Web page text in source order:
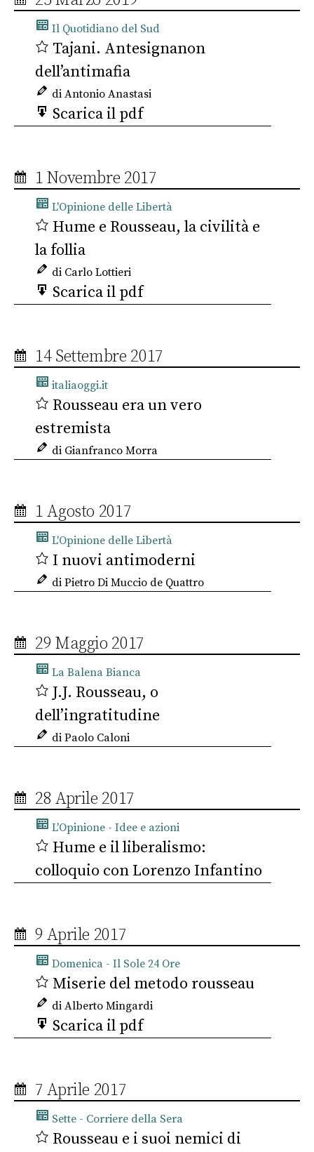
Il Quotidiano del Sud
Tajani. Antesignanon
dell’antimafia
di Antonio Anastasi
Scarica il pdf
1 Novembre 2017
L'Opinione delle Libertà
Hume e Rousseau, la civilità e
la follia
di Carlo Lottieri
Scarica il pdf
14 Settembre 2017
italiaoggi.it
Rousseau era un vero
estremista
di Gianfranco Morra
1 Agosto 2017
L'Opinione delle Libertà
I nuovi antimoderni
di Pietro Di Muccio de Quattro
29 Maggio 2017
La Balena Bianca
J.J. Rousseau, o
dell’ingratitudine
di Paolo Caloni
28 Aprile 2017
L'Opinione - Idee e azioni
Hume e il liberalismo:
colloquio con Lorenzo Infantino
9 Aprile 2017
Domenica - Il Sole 24 Ore
Miserie del metodo rousseau
di Alberto Mingardi
Scarica il pdf
7 Aprile 2017
Sette - Corriere della Sera
Rousseau e i suoi nemici di